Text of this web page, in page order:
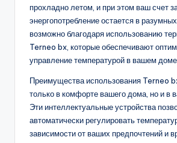
прохладно летом, и при этом ваш счет
энергопотребление остается в
возможно благодаря использованию
Terneo bx, которые обеспечивают
управление температурой в вашем доме.
Преимущества использования Terneo
только в комфорте вашего дома, но и в
Эти интеллектуальные устройства
автоматически регулировать
зависимости от ваших предпочтений и